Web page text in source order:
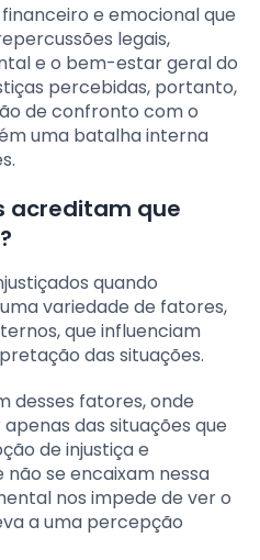
e emocional que
legais,
e o bem-estar geral do
percebidas, portanto,
de confronto com o
uma batalha interna
acreditam que
quando
variedade de fatores,
que influenciam
das situações.
desses fatores, onde
das situações que
de injustiça e
se encaixam nessa
nos impede de ver o
a uma percepção